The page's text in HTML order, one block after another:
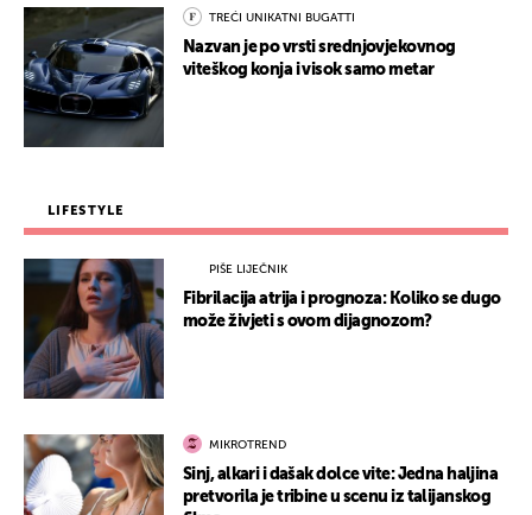
TREĆI UNIKATNI BUGATTI
Nazvan je po vrsti srednjovjekovnog
viteškog konja i visok samo metar
LIFESTYLE
PIŠE LIJEČNIK
Fibrilacija atrija i prognoza: Koliko se dugo
može živjeti s ovom dijagnozom?
MIKROTREND
Sinj, alkari i dašak dolce vite: Jedna haljina
pretvorila je tribine u scenu iz talijanskog